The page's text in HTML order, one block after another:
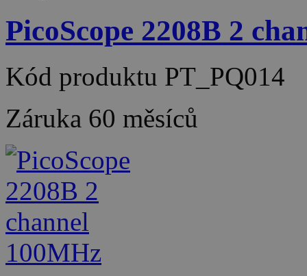
PicoScope 2208B 2
Kód produktu PT_PQ014
Záruka 60 měsíců